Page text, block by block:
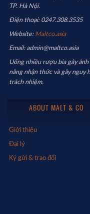
TP. Hà Nội.
Điện thoại: 0247.308.3535
Website: Maltco.asia
Email: admin@maltco.asia
Uống nhiều rượu bia gây
năng nhận thức và gây nguy
trách nhiệm.
ABOUT MALT & CO
Giới thiệu
Đại lý
Ký gửi & trao đổi